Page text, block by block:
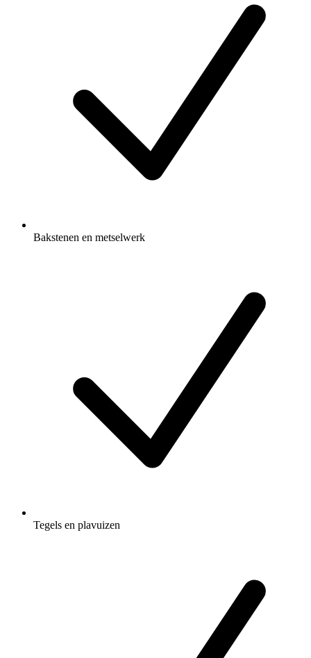
Bakstenen en metselwerk
Tegels en plavuizen